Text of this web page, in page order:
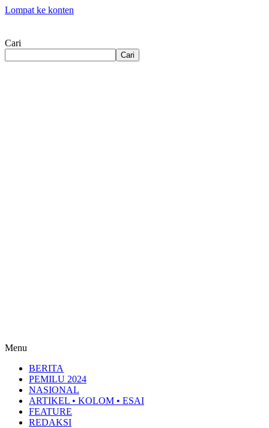
Lompat ke konten
Cari
Cari
Menu
BERITA
PEMILU 2024
NASIONAL
ARTIKEL • KOLOM • ESAI
FEATURE
REDAKSI